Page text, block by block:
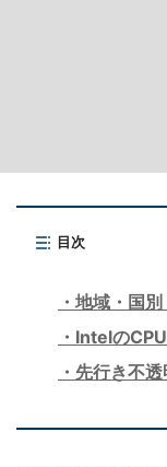
目次
地域・国
Intelの
先行き不